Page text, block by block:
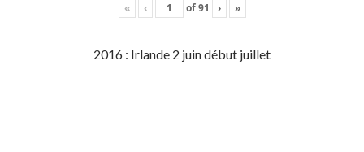
« ‹ of91 › »
2016 : Irlande 2 juin début juillet